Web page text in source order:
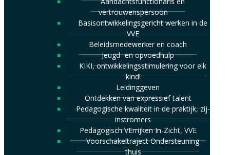
vertrouwenspersoon
Basisontwikkelingsgericht werken in de
VVE
Beleidsmedewerker en coach
Jeugd- en opvoedhulp
KIKI, ontwikkelingsstimulering voor elk
kind!
Leidinggeven
Ontdekken van expressief talent
Pedagogische kwaliteit in de praktijk, zij-
instromers
Pedagogisch VErrijken In-Zicht, VVE
Voorschakeltraject Ondersteuning
thuis